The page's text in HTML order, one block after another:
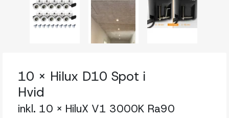
10 x Hilux D10 Spot i
Hvid
inkl. 10 x HiluX V1 3000K Ra90